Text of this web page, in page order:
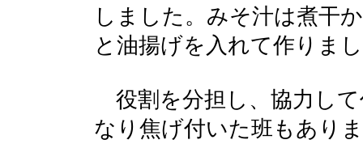
しました。みそ汁は煮干
と油揚げを入れて作りま
役割を分担し、協力し
なり焦げ付いた班もあり